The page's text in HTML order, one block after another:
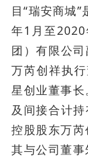
目“瑞安商城
年1月至
团）有限公
万芮创祥执
星创业董事
及间接合计
控股股东万芮
其与公司董事